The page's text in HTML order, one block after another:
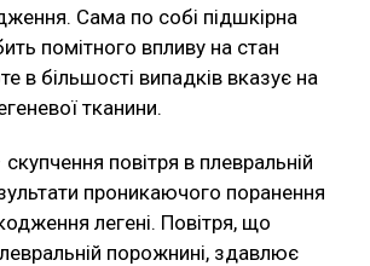
Сама по собі підшкірна
помітного впливу на стан
в більшості випадків вказує на
тканини.
повітря в плевральній
проникаючого поранення
легені. Повітря, що
порожнині, здавлює